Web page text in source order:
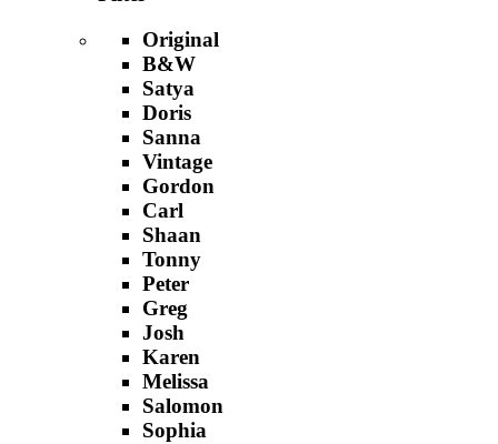
Original
B&W
Satya
Doris
Sanna
Vintage
Gordon
Carl
Shaan
Tonny
Peter
Greg
Josh
Karen
Melissa
Salomon
Sophia